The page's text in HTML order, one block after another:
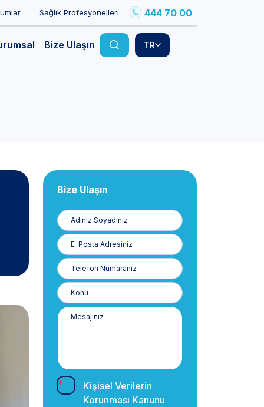
Sağlık Profesyonelleri 444 70 00
Bize Ulaşın TR
Bize Ulaşın
Adınız
Soyadınız
E-
Posta
Telefon
Numaranız
Kişisel Verilerin
Korunması Kanunu